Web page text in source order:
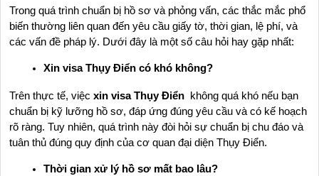
Trong quá trình chuẩn bị hồ sơ và phỏng vấn, các thắc mắc phổ
biến thường liên quan đến yêu cầu giấy tờ, thời gian, lệ phí, và
các vấn đề pháp lý. Dưới đây là một số câu hỏi hay gặp nhất:
Xin visa Thụy Điển có khó không?
Trên thực tế, việc xin visa Thụy Điển không quá khó nếu bạn
chuẩn bị kỹ lưỡng hồ sơ, đáp ứng đúng yêu cầu và có kế hoạch
rõ ràng. Tuy nhiên, quá trình này đòi hỏi sự chuẩn bị chu đáo và
tuân thủ đúng quy định của cơ quan đại diện Thụy Điển.
Thời gian xử lý hồ sơ mất bao lâu?